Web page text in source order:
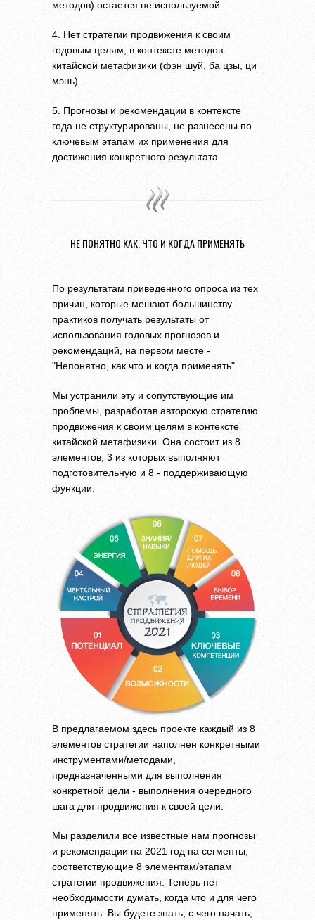
методов) остается не используемой
4. Нет стратегии продвижения к своим
годовым целям, в контексте методов
китайской метафизики (фэн шуй, ба цзы, ци
мэнь)
5. Прогнозы и рекомендации в контексте
года не структурированы, не разнесены по
ключевым этапам их применения для
достижения конкретного результата.
НЕ ПОНЯТНО КАК, ЧТО И КОГДА ПРИМЕНЯТЬ
По результатам приведенного опроса из тех
причин, которые мешают большинству
практиков получать результаты от
использования годовых прогнозов и
рекомендаций, на первом месте -
"Непонятно, как что и когда применять".
Мы устранили эту и сопутствующие им
проблемы, разработав авторскую стратегию
продвижения к своим целям в контексте
китайской метафизики. Она состоит из 8
элементов, 3 из которых выполняют
подготовительную и 8 - поддерживающую
функции.
В предлагаемом здесь проекте каждый из 8
элементов стратегии наполнен конкретными
инструментами/методами,
предназначенными для выполнения
конкретной цели - выполнения очередного
шага для продвижения к своей цели.
Мы разделили все известные нам прогнозы
и рекомендации на 2021 год на сегменты,
соответствующие 8 элементам/этапам
стратегии продвижения. Теперь нет
необходимости думать, когда что и для чего
применять. Вы будете знать, с чего начать,